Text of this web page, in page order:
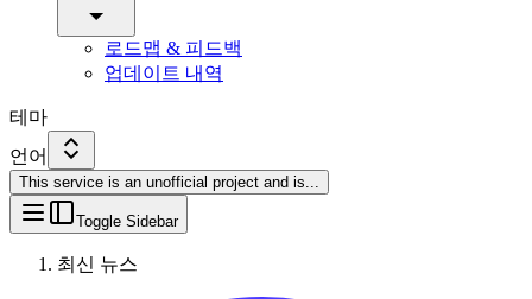
로드맵 & 피드백
업데이트 내역
테마
언어
This service is an unofficial project and is...
Toggle Sidebar
최신 뉴스